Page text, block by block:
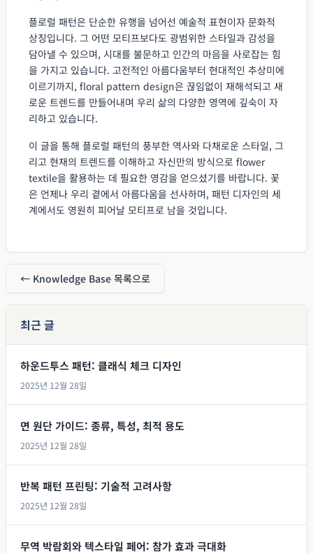
플로럴 패턴은 단순한 유행을 넘어선 예술적 표현이자 문화적
상징입니다. 그 어떤 모티프보다도 광범위한 스타일과 감성을
담아낼 수 있으며, 시대를 불문하고 인간의 마음을 사로잡는 힘
을 가지고 있습니다. 고전적인 아름다움부터 현대적인 추상미에
이르기까지, floral pattern design은 끊임없이 재해석되고 새
로운 트렌드를 만들어내며 우리 삶의 다양한 영역에 깊숙이 자
리하고 있습니다.
이 글을 통해 플로럴 패턴의 풍부한 역사와 다채로운 스타일, 그
리고 현재의 트렌드를 이해하고 자신만의 방식으로 flower
textile을 활용하는 데 필요한 영감을 얻으셨기를 바랍니다. 꽃
은 언제나 우리 곁에서 아름다움을 선사하며, 패턴 디자인의 세
계에서도 영원히 피어날 모티프로 남을 것입니다.
← Knowledge Base 목록으로
최근 글
하운드투스 패턴: 클래식 체크 디자인
2025년 12월 28일
면 원단 가이드: 종류, 특성, 최적 용도
2025년 12월 28일
반복 패턴 프린팅: 기술적 고려사항
2025년 12월 28일
무역 박람회와 텍스타일 페어: 참가 효과 극대화